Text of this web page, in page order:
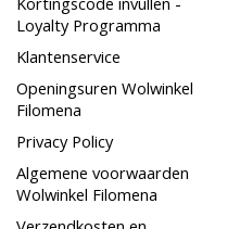
Loyalty Programma
Klantenservice
Openingsuren Wolwinkel
Filomena
Privacy Policy
Algemene voorwaarden
Wolwinkel Filomena